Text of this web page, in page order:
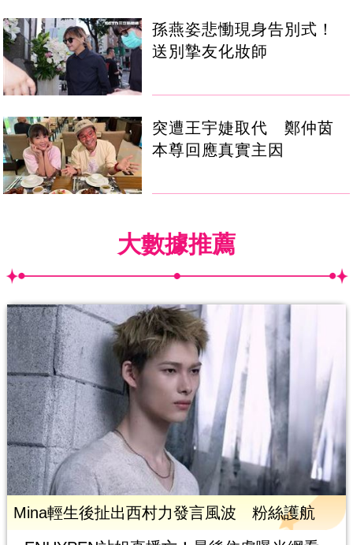
孫燕姿悲慟現身告別式！
送別摯友化妝師
突遭王宇婕取代 鄭仲茵
本尊回應真實主因
大數據推薦
Mina輕生後扯出西村力發言風波 粉絲護航